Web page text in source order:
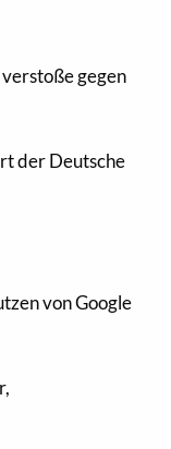
gegen
der Deutsche
von Google